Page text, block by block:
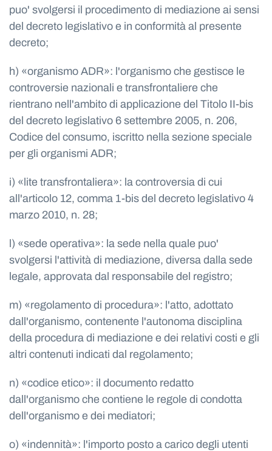
puo' svolgersi il procedimento di mediazione ai sensi
del decreto legislativo e in conformità al presente
decreto;
h) «organismo ADR»: l'organismo che gestisce le
controversie nazionali e transfrontaliere che
rientrano nell'ambito di applicazione del Titolo II-bis
del decreto legislativo 6 settembre 2005, n. 206,
Codice del consumo, iscritto nella sezione speciale
per gli organismi ADR;
i) «lite transfrontaliera»: la controversia di cui
all'articolo 12, comma 1-bis del decreto legislativo 4
marzo 2010, n. 28;
l) «sede operativa»: la sede nella quale puo'
svolgersi l'attività di mediazione, diversa dalla sede
legale, approvata dal responsabile del registro;
m) «regolamento di procedura»: l'atto, adottato
dall'organismo, contenente l'autonoma disciplina
della procedura di mediazione e dei relativi costi e gli
altri contenuti indicati dal regolamento;
n) «codice etico»: il documento redatto
dall'organismo che contiene le regole di condotta
dell'organismo e dei mediatori;
o) «indennità»: l'importo posto a carico degli utenti